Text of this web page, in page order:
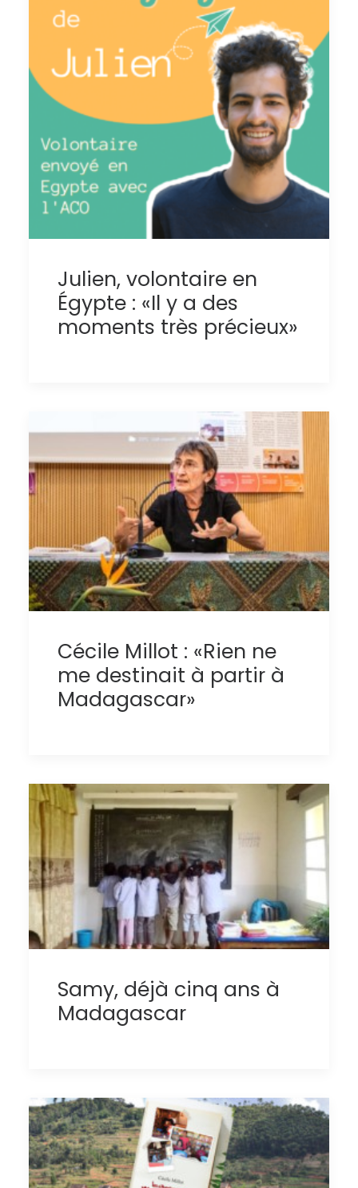
Julien, volontaire en
Égypte : «Il y a des
moments très précieux»
Cécile Millot : «Rien ne
me destinait à partir à
Madagascar»
Samy, déjà cinq ans à
Madagascar